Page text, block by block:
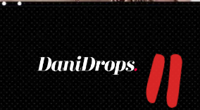
Apertura in corso